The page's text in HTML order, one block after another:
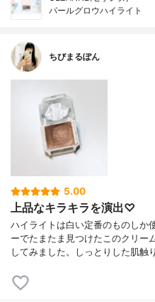
パールグロウハイライト
ちびまるぽん
5.00
上品なキラキラを演出♡
ハイライトは白い定番のものしか
ーでたまたま見つけたこのクリー
してみました。しっとりした肌触